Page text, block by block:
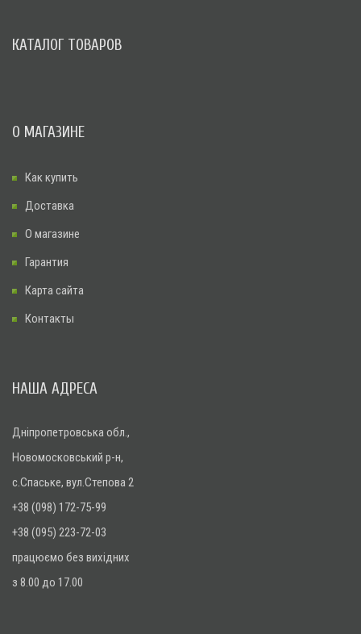
КАТАЛОГ ТОВАРОВ
О МАГАЗИНЕ
Как купить
Доставка
О магазине
Гарантия
Карта сайта
Контакты
НАША АДРЕСА
Дніпропетровська обл.,
Новомосковський р-н,
с.Спаське, вул.Степова 2
+38 (098) 172-75-99
+38 (095) 223-72-03
працюємо без вихідних
з 8.00 до 17.00